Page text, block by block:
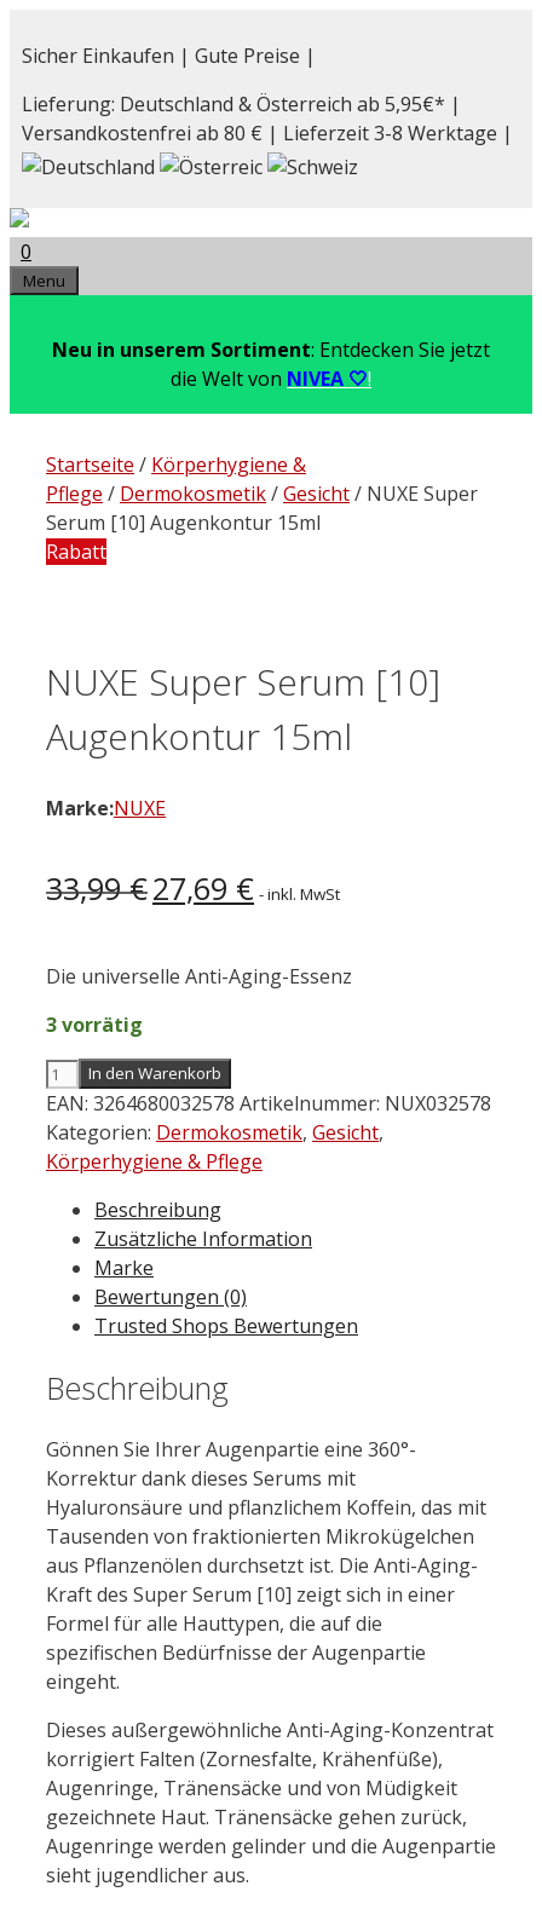
Inhalt
Sicher Einkaufen | Gute Preise |
Lieferung: Deutschland & Österreich ab 5,95€* |
Versandkostenfrei ab 80 € | Lieferzeit 3-8 Werktage |
0
Menu
Neu in unserem Sortiment: Entdecken Sie jetzt
die Welt von NIVEA 🤍!
Startseite / Körperhygiene &
Pflege / Dermokosmetik/Gesicht/ NUXE Super
Serum [10] Augenkontur 15ml
Rabatt
NUXE Super Serum [10]
Augenkontur 15ml
Marke:NUXE
33,99€ Ursprünglicher
Preis
33,99 €
27,69 €Aktueller
Preis
27,69 €.
- inkl. MwSt
Die universelle Anti-Aging-Essenz
3 vorrätig
NUXE
Super
Serum
[10]
15ml
Menge
In den Warenkorb
EAN: 3264680032578 Artikelnummer: NUX032578
Kategorien: Dermokosmetik, Gesicht,
Körperhygiene & Pflege
Beschreibung
Zusätzliche Information
Marke
Bewertungen (0)
Trusted Shops Bewertungen
Beschreibung
Gönnen Sie Ihrer Augenpartie eine 360°-
Korrektur dank dieses Serums mit
Hyaluronsäure und pflanzlichem Koffein, das mit
Tausenden von fraktionierten Mikrokügelchen
aus Pflanzenölen durchsetzt ist. Die Anti-Aging-
Kraft des Super Serum [10] zeigt sich in einer
Formel für alle Hauttypen, die auf die
spezifischen Bedürfnisse der Augenpartie
eingeht.
Dieses außergewöhnliche Anti-Aging-Konzentrat
korrigiert Falten (Zornesfalte, Krähenfüße),
Augenringe, Tränensäcke und von Müdigkeit
gezeichnete Haut. Tränensäcke gehen zurück,
Augenringe werden gelinder und die Augenpartie
sieht jugendlicher aus.